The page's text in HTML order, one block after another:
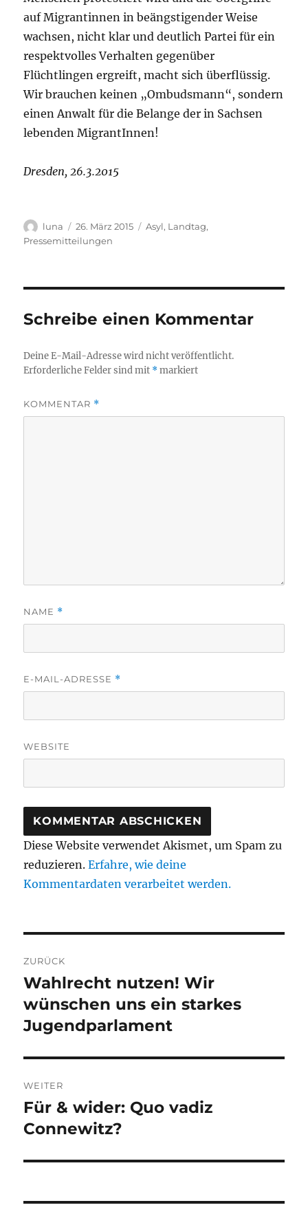
auf Migrantinnen in beängstigender Weise
wachsen, nicht klar und deutlich Partei für ein
respektvolles Verhalten gegenüber
Flüchtlingen ergreift, macht sich überflüssig.
Wir brauchen keinen „Ombudsmann“, sondern
einen Anwalt für die Belange der in Sachsen
lebenden MigrantInnen!
Dresden, 26.3.2015
Autor
luna
Veröffentlicht
am
26. März 2015 Kategorien
Asyl, Landtag,
Pressemitteilungen
Schreibe einen Kommentar
Deine E-Mail-Adresse wird nicht veröffentlicht.
Erforderliche Felder sind mit *markiert
KOMMENTAR *
NAME *
E-MAIL-ADRESSE *
WEBSITE
Diese Website verwendet Akismet, um Spam zu
reduzieren.Erfahre, wie deine
Kommentardaten verarbeitet werden.
ZURÜCK
Vorheriger
Beitrag:
Wahlrecht nutzen! Wir
wünschen uns ein starkes
Jugendparlament
WEITER
Nächster
Beitrag:
Für & wider: Quo vadiz
Connewitz?